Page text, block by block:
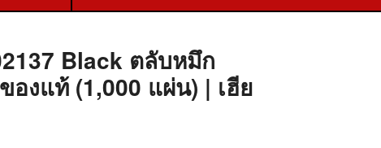
Black ตลับหมึก
องแท้ (1,000 แผ่น) | เฮีย